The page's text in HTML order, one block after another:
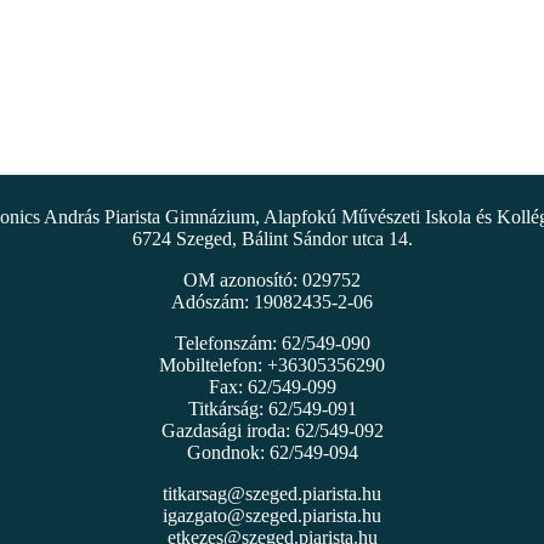
András Piarista Gimnázium, Alapfokú Művészeti Iskola és
6724 Szeged, Bálint Sándor utca 14.
OM azonosító: 029752
Adószám: 19082435-2-06
Telefonszám: 62/549-090
Mobiltelefon: +36305356290
Fax: 62/549-099
Titkárság: 62/549-091
Gazdasági iroda: 62/549-092
Gondnok: 62/549-094
titkarsag@szeged.piarista.hu
igazgato@szeged.piarista.hu
etkezes@szeged.piarista.hu